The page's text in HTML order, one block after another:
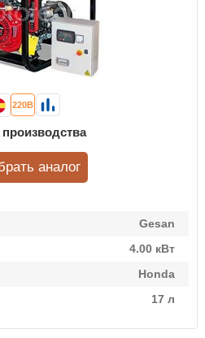
Gesan
4.00 кВт
Honda
17 л
220В
аналог